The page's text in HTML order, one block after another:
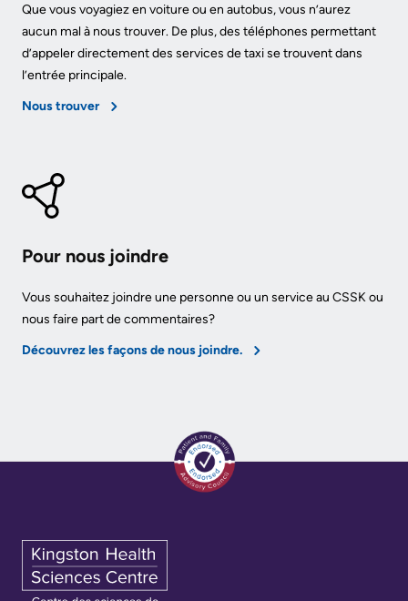
Que vous voyagiez en voiture ou en autobus, vous n’aurez
aucun mal à nous trouver. De plus, des téléphones permettant
d’appeler directement des services de taxi se trouvent dans
l’entrée principale.
Nous trouver
Pour nous joindre
Vous souhaitez joindre une personne ou un service au CSSK ou
nous faire part de commentaires?
Découvrez les façons de nous joindre.